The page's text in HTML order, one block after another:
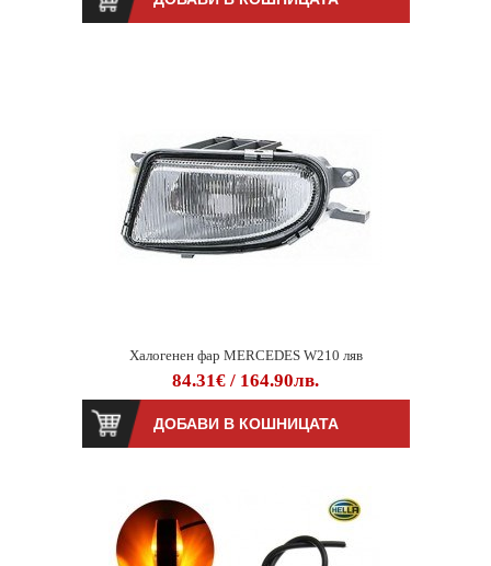
Халогенен фар MERCEDES W210 ляв
84.31€ / 164.90лв.